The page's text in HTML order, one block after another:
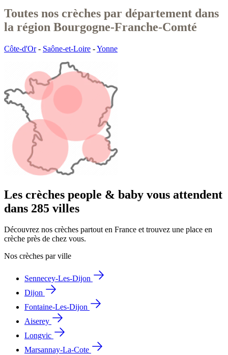
Toutes nos crèches par département dans
la région Bourgogne-Franche-Comté
Côte-d'Or- Saône-et-Loire -Yonne
Les crèches people & baby vous attendent
dans 285 villes
Découvrez nos crèches partout en France et trouvez une place en
crèche près de chez vous.
Nos crèches par ville
Sennecey-Les-Dijon
Dijon
Fontaine-Les-Dijon
Aiserey
Longvic
Marsannay-La-Cote